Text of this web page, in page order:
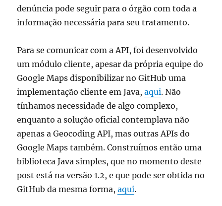
denúncia pode seguir para o órgão com toda a
informação necessária para seu tratamento.
Para se comunicar com a API, foi desenvolvido
um módulo cliente, apesar da própria equipe do
Google Maps disponibilizar no GitHub uma
implementação cliente em Java,aqui. Não
tínhamos necessidade de algo complexo,
enquanto a solução oficial contemplava não
apenas a Geocoding API, mas outras APIs do
Google Maps também. Construímos então uma
biblioteca Java simples, que no momento deste
post está na versão 1.2, e que pode ser obtida no
GitHub da mesma forma,aqui.